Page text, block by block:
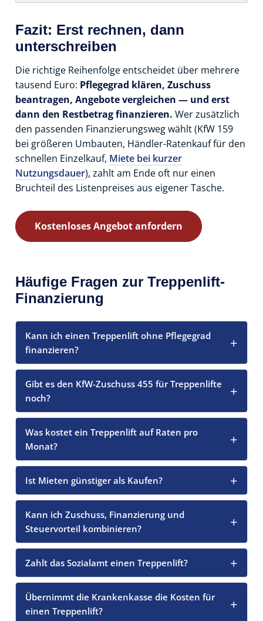
Fazit: Erst rechnen, dann
unterschreiben
Die richtige Reihenfolge entscheidet über mehrere
tausend Euro: Pflegegrad klären, Zuschuss
beantragen, Angebote vergleichen — und erst
dann den Restbetrag finanzieren. Wer zusätzlich
den passenden Finanzierungsweg wählt (KfW 159
bei größeren Umbauten, Händler-Ratenkauf für den
schnellen Einzelkauf, Miete bei kurzer
Nutzungsdauer), zahlt am Ende oft nur einen
Bruchteil des Listenpreises aus eigener Tasche.
Kostenloses Angebot anfordern
Häufige Fragen zur Treppenlift-
Finanzierung
Kann ich einen Treppenlift ohne Pflegegrad
finanzieren?
Gibt es den KfW-Zuschuss 455 für Treppenlifte
noch?
Was kostet ein Treppenlift auf Raten pro
Monat?
Ist Mieten günstiger als Kaufen?
Kann ich Zuschuss, Finanzierung und
Steuervorteil kombinieren?
Zahlt das Sozialamt einen Treppenlift?
Übernimmt die Krankenkasse die Kosten für
einen Treppenlift?